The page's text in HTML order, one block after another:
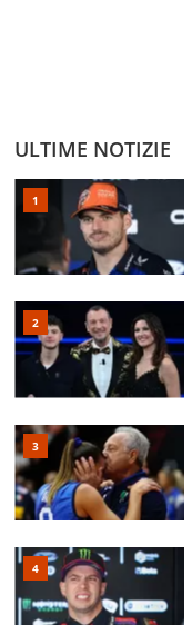
ULTIME NOTIZIE